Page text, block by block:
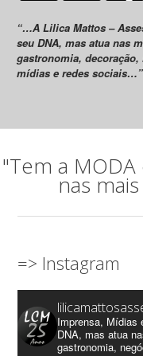
“…A Lilica Mattos –
seu DNA, mas atua nas
gastronomia,
mídias e redes sociais…”
"Tem a
nas
=> Instagram
Imprensa, Mídias
DNA, mas atua
gastronomia,